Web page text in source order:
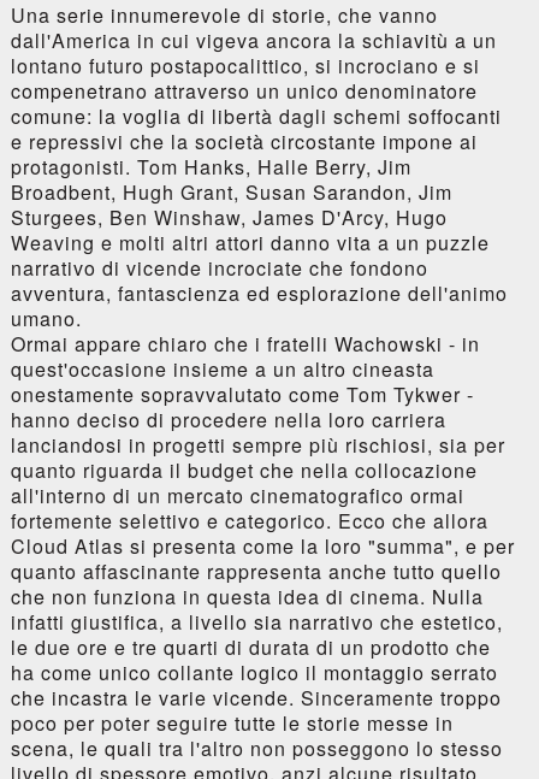
Una serie innumerevole di storie, che vanno
dall'America in cui vigeva ancora la schiavitù a un
lontano futuro postapocalittico, si incrociano e si
compenetrano attraverso un unico denominatore
comune: la voglia di libertà dagli schemi soffocanti
e repressivi che la società circostante impone ai
protagonisti. Tom Hanks, Halle Berry, Jim
Broadbent, Hugh Grant, Susan Sarandon, Jim
Sturgees, Ben Winshaw, James D'Arcy, Hugo
Weaving e molti altri attori danno vita a un puzzle
narrativo di vicende incrociate che fondono
avventura, fantascienza ed esplorazione dell'animo
umano.
Ormai appare chiaro che i fratelli Wachowski - in
quest'occasione insieme a un altro cineasta
onestamente sopravvalutato come Tom Tykwer -
hanno deciso di procedere nella loro carriera
lanciandosi in progetti sempre più rischiosi, sia per
quanto riguarda il budget che nella collocazione
all'interno di un mercato cinematografico ormai
fortemente selettivo e categorico. Ecco che allora
Cloud Atlas si presenta come la loro "summa", e per
quanto affascinante rappresenta anche tutto quello
che non funziona in questa idea di cinema. Nulla
infatti giustifica, a livello sia narrativo che estetico,
le due ore e tre quarti di durata di un prodotto che
ha come unico collante logico il montaggio serrato
che incastra le varie vicende. Sinceramente troppo
poco per poter seguire tutte le storie messe in
scena, le quali tra l'altro non posseggono lo stesso